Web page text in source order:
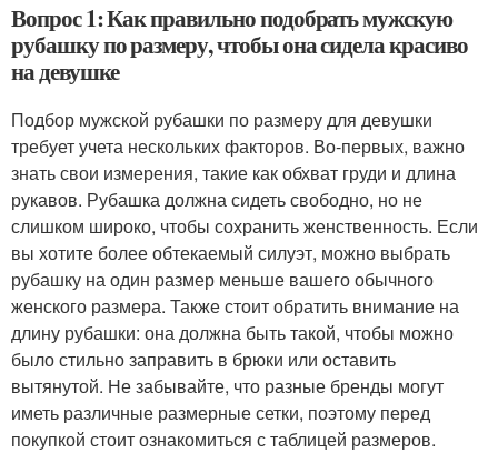
Вопрос 1: Как правильно подобрать мужскую
рубашку по размеру, чтобы она сидела красиво
на девушке
Подбор мужской рубашки по размеру для девушки
требует учета нескольких факторов. Во-первых, важно
знать свои измерения, такие как обхват груди и длина
рукавов. Рубашка должна сидеть свободно, но не
слишком широко, чтобы сохранить женственность. Если
вы хотите более обтекаемый силуэт, можно выбрать
рубашку на один размер меньше вашего обычного
женского размера. Также стоит обратить внимание на
длину рубашки: она должна быть такой, чтобы можно
было стильно заправить в брюки или оставить
вытянутой. Не забывайте, что разные бренды могут
иметь различные размерные сетки, поэтому перед
покупкой стоит ознакомиться с таблицей размеров.